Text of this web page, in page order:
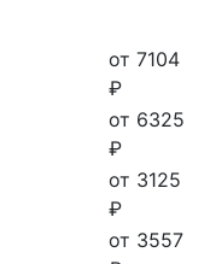
от 7104
₽
от 6325
₽
от 3125
₽
от 3557